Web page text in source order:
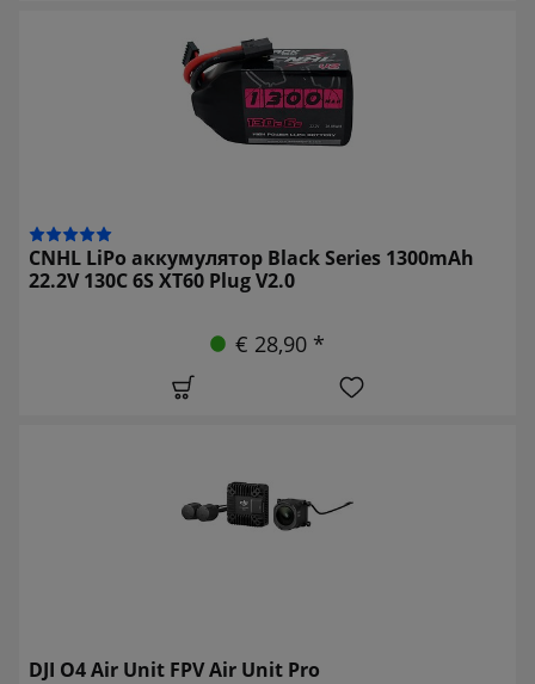
CNHL LiPo аккумулятор Black Series 1300mAh
22.2V 130C 6S XT60 Plug V2.0
€ 28,90 *
DJI O4 Air Unit FPV Air Unit Pro